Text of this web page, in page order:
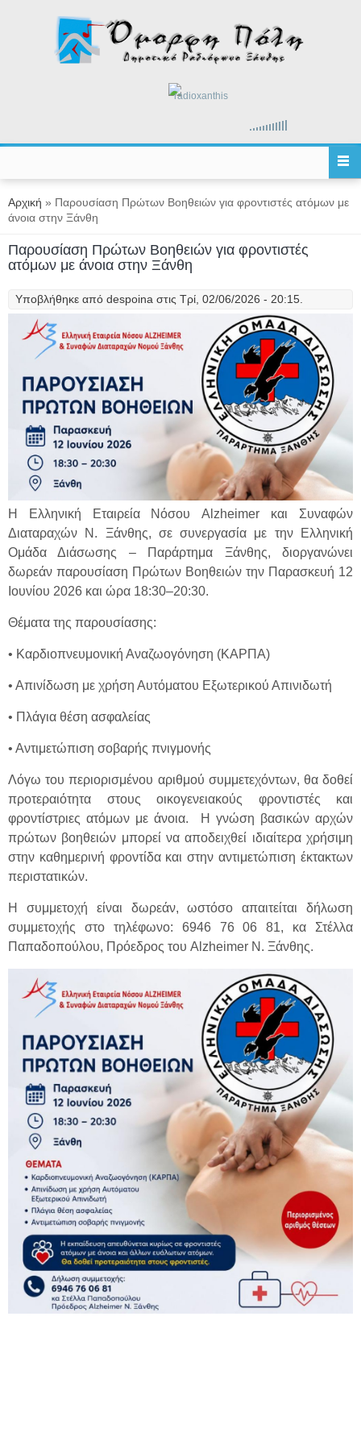
radioxanthis
Είστε εδώ
Αρχική » Παρουσίαση Πρώτων Βοηθειών για φροντιστές ατόμων με
άνοια στην Ξάνθη
Παρουσίαση Πρώτων Βοηθειών για φροντιστές
ατόμων με άνοια στην Ξάνθη
Υποβλήθηκε από despoina στις Τρί, 02/06/2026 - 20:15.
Η Ελληνική Εταιρεία Νόσου Alzheimer και Συναφών
Διαταραχών Ν. Ξάνθης, σε συνεργασία με την Ελληνική
Ομάδα Διάσωσης – Παράρτημα Ξάνθης, διοργανώνει
δωρεάν παρουσίαση Πρώτων Βοηθειών την Παρασκευή 12
Ιουνίου 2026 και ώρα 18:30–20:30.
Θέματα της παρουσίασης:
• Καρδιοπνευμονική Αναζωογόνηση (ΚΑΡΠΑ)
• Απινίδωση με χρήση Αυτόματου Εξωτερικού Απινιδωτή
• Πλάγια θέση ασφαλείας
• Αντιμετώπιση σοβαρής πνιγμονής
Λόγω του περιορισμένου αριθμού συμμετεχόντων, θα δοθεί
προτεραιότητα στους οικογενειακούς φροντιστές και
φροντίστριες ατόμων με άνοια. H γνώση βασικών αρχών
πρώτων βοηθειών μπορεί να αποδειχθεί ιδιαίτερα χρήσιμη
στην καθημερινή φροντίδα και στην αντιμετώπιση έκτακτων
περιστατικών.
Η συμμετοχή είναι δωρεάν, ωστόσο απαιτείται δήλωση
συμμετοχής στο τηλέφωνο: 6946 76 06 81, κα Στέλλα
Παπαδοπούλου, Πρόεδρος του Alzheimer Ν. Ξάνθης.